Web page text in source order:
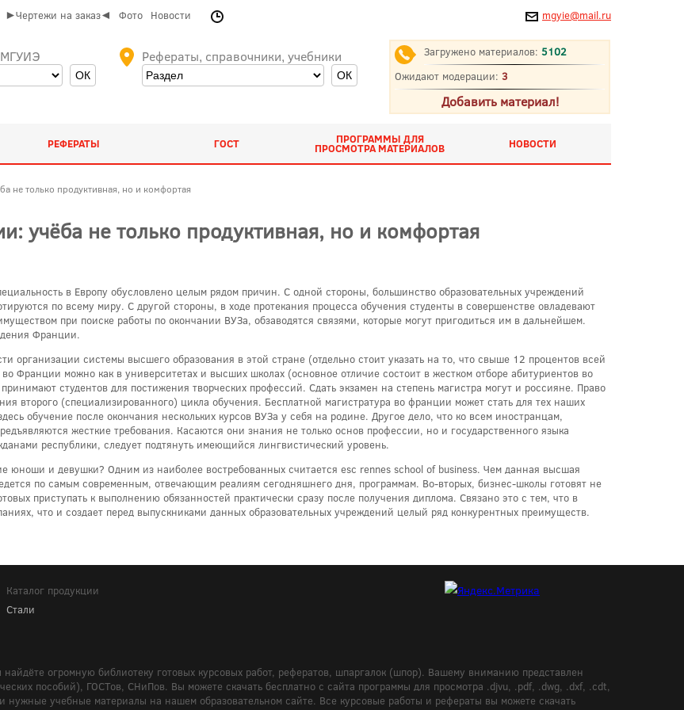
►Чертежи на заказ◄ Фото Новости mgyie@mail.ru
Рефераты, справочники, учебники Загружено материалов: 5102
Ожидают модерации: 3
Добавить материал!
РЕФЕРАТЫ ГОСТ ПРОГРАММЫ ДЛЯ
ПРОСМОТРА МАТЕРИАЛОВ НОВОСТИ
не только продуктивная, но и комфортая
учёба не только продуктивная, но и комфортая
в Европу обусловлено целым рядом причин. С одной стороны, большинство образовательных учреждений
по всему миру. С другой стороны, в ходе протекания процесса обучения студенты в совершенстве овладевают
при поиске работы по окончании ВУЗа, обзаводятся связями, которые могут пригодиться им в дальнейшем.
Франции.
организации системы высшего образования в этой стране (отдельно стоит указать на то, что свыше 12 процентов всей
Франции можно как в университетах и высших школах (основное отличие состоит в жестком отборе абитуриентов во
студентов для постижения творческих профессий. Сдать экзамен на степень магистра могут и россияне. Право
второго (специализированного) цикла обучения. Бесплатной магистратура во франции может стать для тех наших
обучение после окончания нескольких курсов ВУЗа у себя на родине. Другое дело, что ко всем иностранцам,
жесткие требования. Касаются они знания не только основ профессии, но и государственного языка
республики, следует подтянуть имеющийся лингвистический уровень.
и девушки? Одним из наиболее востребованных считается esc rennes school of business. Чем данная высшая
по самым современным, отвечающим реалиям сегодняшнего дня, программам. Во-вторых, бизнес-школы готовят не
приступать к выполнению обязанностей практически сразу после получения диплома. Связано это с тем, что в
что и создает перед выпускниками данных образовательных учреждений целый ряд конкурентных преимуществ.
Каталог продукции
Стали
огромную библиотеку готовых курсовых работ, рефератов, шпаргалок (шпор). Вашему вниманию представлен
пособий), ГОСТов, СНиПов. Вы можете скачать бесплатно с сайта программы для просмотра .djvu, .pdf, .dwg, .dxf, .cdt,
учебные материалы на нашем образовательном сайте. Все курсовые работы и рефераты вы можете скачать